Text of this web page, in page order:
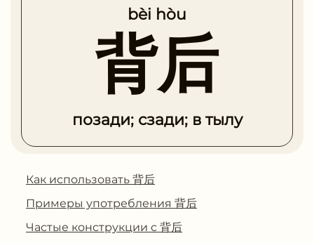
bèi hòu
背后
позади; сзади; в тылу
Как использовать 背后
Примеры употребления 背后
Частые конструкции с 背后